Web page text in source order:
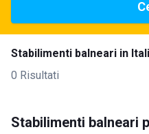
Stabilimenti balneari in
0 Risultati
Stabilimenti balneari